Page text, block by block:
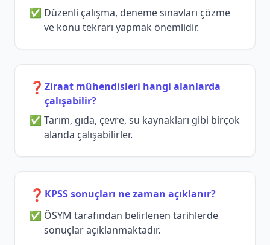
Düzenli çalışma, deneme sınavları çözme
ve konu tekrarı yapmak önemlidir.
❓ Ziraat mühendisleri hangi alanlarda
çalışabilir?
Tarım, gıda, çevre, su kaynakları gibi birçok
alanda çalışabilirler.
❓ KPSS sonuçları ne zaman açıklanır?
ÖSYM tarafından belirlenen tarihlerde
sonuçlar açıklanmaktadır.